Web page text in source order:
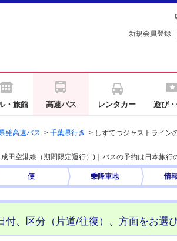
新規会員登録
・旅館 高速バス レンタカー 遊び
発高速バス > 千葉県行き > しずてつジャストライン
田空港線（期間限定運行）)｜バスの予約は日本旅行
便 乗降車地 情
付、区分（片道/往復）、方面をお選び